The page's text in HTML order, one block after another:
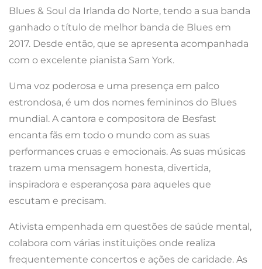
Blues & Soul da Irlanda do Norte, tendo a sua banda
ganhado o título de melhor banda de Blues em
2017. Desde então, que se apresenta acompanhada
com o excelente pianista Sam York.
Uma voz poderosa e uma presença em palco
estrondosa, é um dos nomes femininos do Blues
mundial. A cantora e compositora de Besfast
encanta fãs em todo o mundo com as suas
performances cruas e emocionais. As suas músicas
trazem uma mensagem honesta, divertida,
inspiradora e esperançosa para aqueles que
escutam e precisam.
Ativista empenhada em questões de saúde mental,
colabora com várias instituições onde realiza
frequentemente concertos e ações de caridade. As